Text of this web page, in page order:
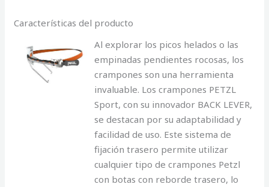
Características del producto
Al explorar los picos helados o las
empinadas pendientes rocosas, los
crampones son una herramienta
invaluable. Los crampones PETZL
Sport, con su innovador BACK LEVER,
se destacan por su adaptabilidad y
facilidad de uso. Este sistema de
fijación trasero permite utilizar
cualquier tipo de crampones Petzl
con botas con reborde trasero, lo